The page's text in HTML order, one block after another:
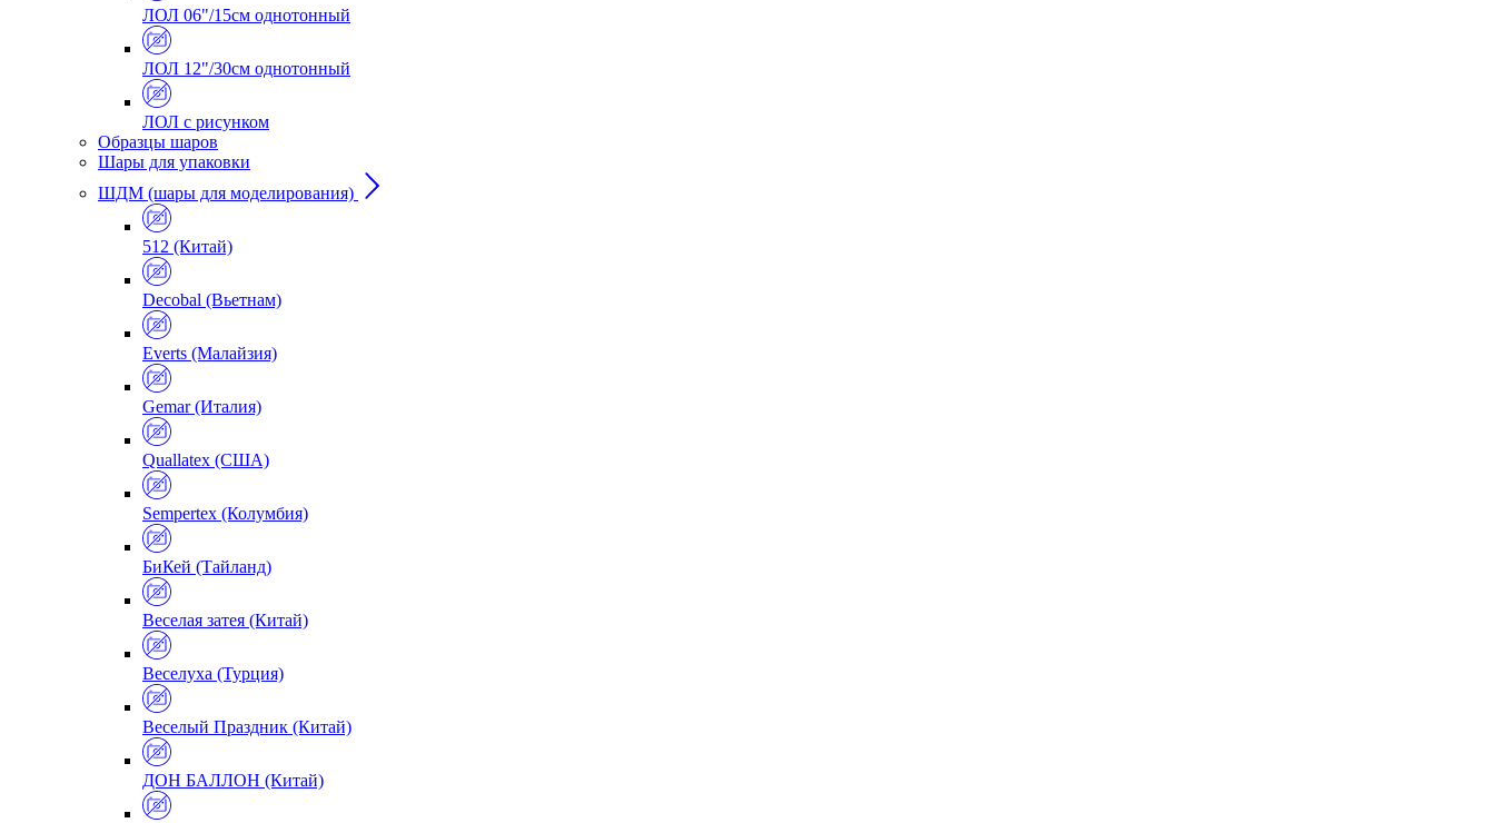
ЛОЛ 06"/15см однотонный
ЛОЛ 12"/30см однотонный
ЛОЛ с рисунком
Образцы шаров
Шары для упаковки
ШДМ (шары для моделирования)
512 (Китай)
Decobal (Вьетнам)
Everts (Малайзия)
Gemar (Италия)
Quallatex (США)
Sempertex (Колумбия)
БиКей (Тайланд)
Веселая затея (Китай)
Веселуха (Турция)
Веселый Праздник (Китай)
ДОН БАЛЛОН (Китай)